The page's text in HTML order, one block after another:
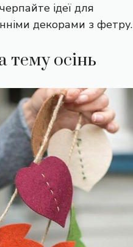
ідеї для
декорами з фетру.
тему осінь